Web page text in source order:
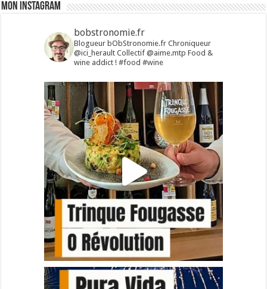
Mon Instagram
bobstronomie.fr
Blogueur bObStronomie.fr Chroniqueur
@ici_heraultCollectif @aime.mtp Food &
wine addict !#food #wine